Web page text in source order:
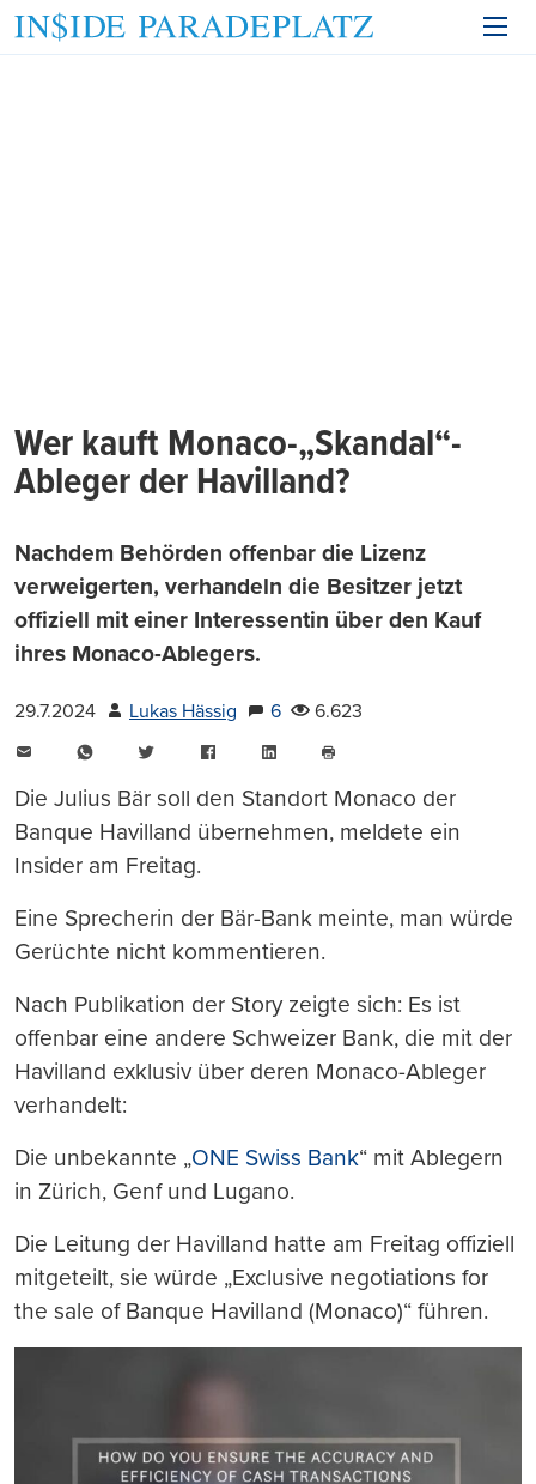
Wer kauft Monaco-„Skandal“-
Ableger der Havilland?
Nachdem Behörden offenbar die Lizenz
verweigerten, verhandeln die Besitzer jetzt
offiziell mit einer Interessentin über den Kauf
ihres Monaco-Ablegers.
29.7.2024 Lukas Hässig 6
6.623
WhatsAppTwitter FacebookLinkedIn
drucken
Die Julius Bär soll den Standort Monaco der
Banque Havilland übernehmen, meldete ein
Insider am Freitag.
Eine Sprecherin der Bär-Bank meinte, man würde
Gerüchte nicht kommentieren.
Nach Publikation der Story zeigte sich: Es ist
offenbar eine andere Schweizer Bank, die mit der
Havilland exklusiv über deren Monaco-Ableger
verhandelt:
Die unbekannte „ONE Swiss Bank“ mit Ablegern
in Zürich, Genf und Lugano.
Die Leitung der Havilland hatte am Freitag offiziell
mitgeteilt, sie würde „Exclusive negotiations for
the sale of Banque Havilland (Monaco)“ führen.